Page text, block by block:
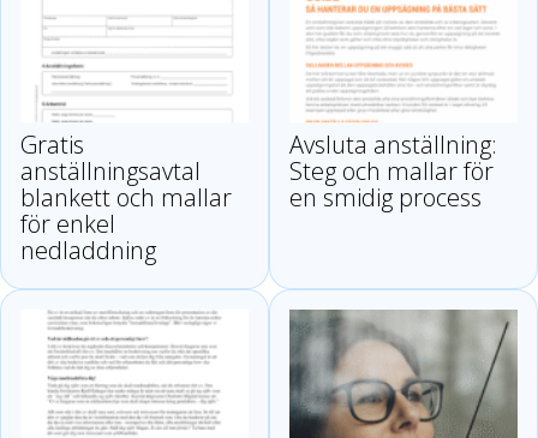
Gratis
anställningsavtal
blankett och mallar
för enkel
nedladdning
Avsluta anställning:
Steg och mallar för
en smidig process